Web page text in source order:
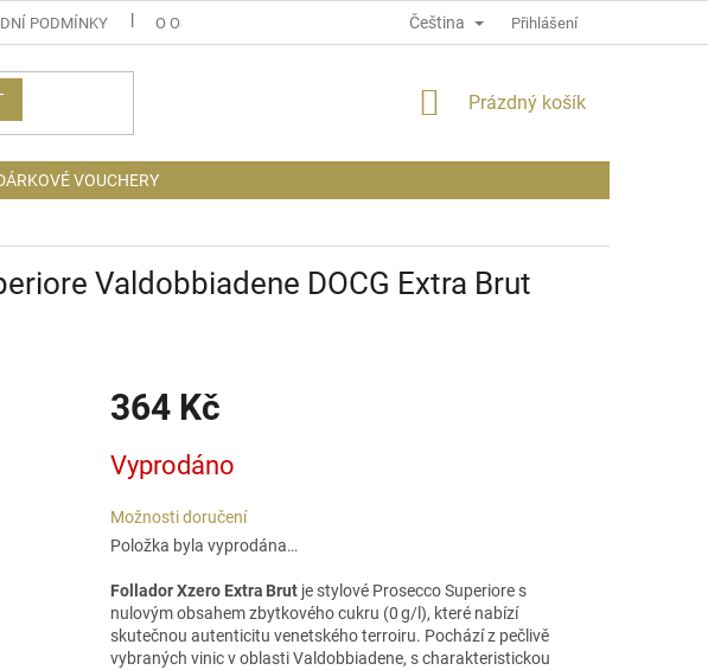
PODMÍNKY O OSOBNÍCH ÚDAJÍCH INFORMACE O WEBU
Čeština Přihlášení
NÁKUPNÍ
Prázdný košík
VOUCHERY
Valdobbiadene DOCG Extra Brut
364 Kč
cena:
Vyprodáno
Možnosti doručení
Položka byla vyprodána…
Follador Xzero Extra Brutje stylové Prosecco Superiore s
nulovým obsahem zbytkového cukru (0 g/l), které nabízí
skutečnou autenticitu venetského terroiru. Pochází z pečlivě
vybraných vinic v oblasti Valdobbiadene, s charakteristickou